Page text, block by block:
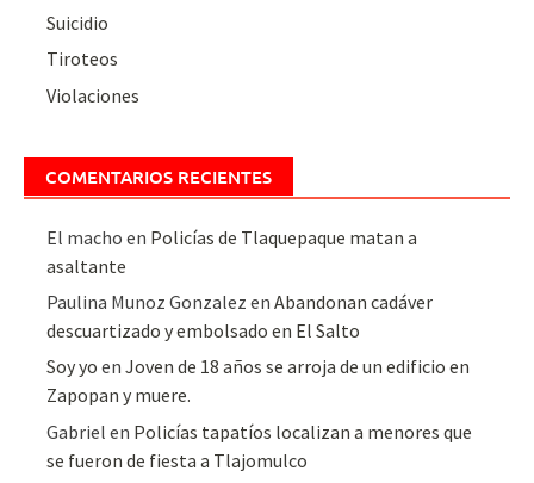
Suicidio
Tiroteos
Violaciones
COMENTARIOS RECIENTES
El macho en Policías de Tlaquepaque matan a
asaltante
Paulina Munoz Gonzalez enAbandonan cadáver
descuartizado y embolsado en El Salto
Soy yo enJoven de 18 años se arroja de un edificio en
Zapopan y muere.
Gabriel en Policías tapatíos localizan a menores que
se fueron de fiesta a Tlajomulco